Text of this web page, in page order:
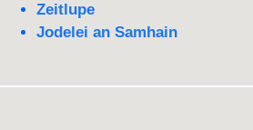
Zeitlupe
Jodelei an Samhain